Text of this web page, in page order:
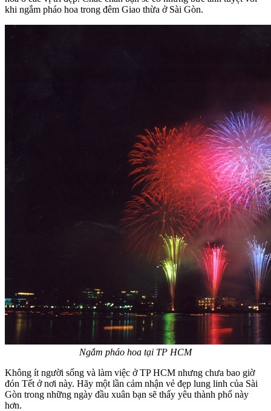
khi ngắm pháo hoa trong đêm Giao thừa ở Sài Gòn.
Ngắm pháo hoa tại TP HCM
Không ít người sống và làm việc ở TP HCM nhưng chưa bao giờ
đón Tết ở nơi này. Hãy một lần cảm nhận vẻ đẹp lung linh của Sài
Gòn trong những ngày đầu xuân bạn sẽ thấy yêu thành phố này
hơn.